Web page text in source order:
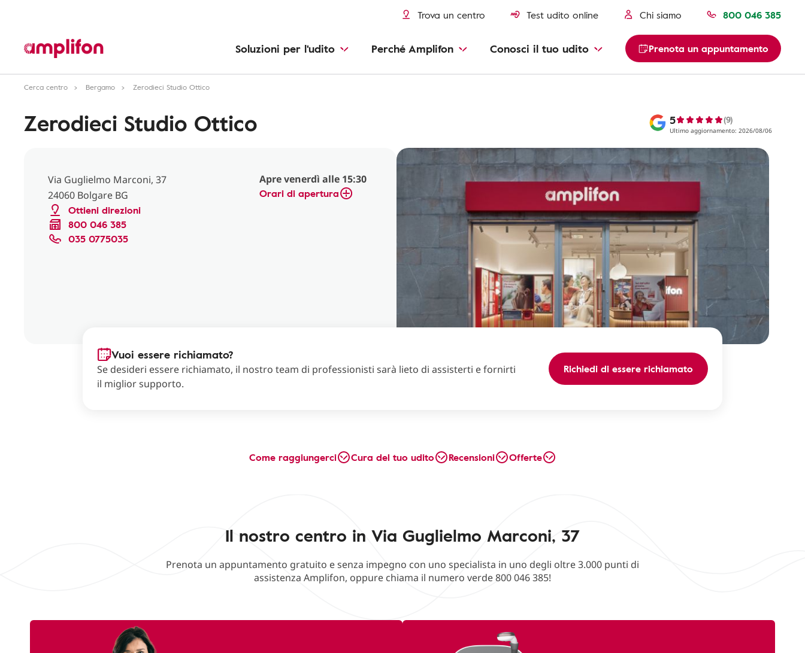
Trova un centro Test udito online Chi siamo 800 046 385
Soluzioni per l'udito Perché Amplifon Conosci il tuo udito Prenota un appuntamento
Cerca centro Bergamo Zerodieci Studio Ottico
Zerodieci Studio Ottico 5 (9)
Ultimo aggiornamento: 2026/08/06
Via Guglielmo Marconi, 37
24060 Bolgare BG
Ottieni direzioni
800 046 385
035 0775035
Apre venerdì alle 15:30
Orari di apertura
Vuoi essere richiamato?
Se desideri essere richiamato, il nostro team di professionisti sarà lieto di assisterti e fornirti
il miglior supporto.
Richiedi di essere richiamato
Come raggiungerci Cura del tuo udito Recensioni Offerte
Il nostro centro in Via Guglielmo Marconi, 37
Prenota un appuntamento gratuito e senza impegno con uno specialista in uno degli oltre 3.000 punti di
assistenza Amplifon, oppure chiama il numero verde 800 046 385!